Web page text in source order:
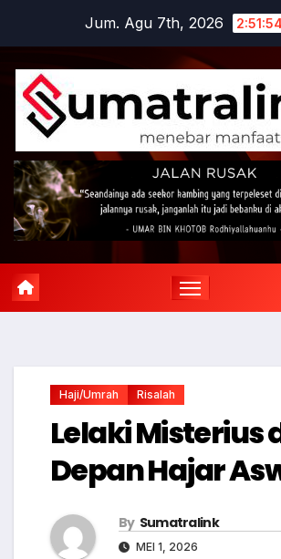
content
Jum. Agu 7th, 2026
Haji/Umrah Risalah
Lelaki Misterius
Depan Hajar
By Sumatralink
MEI 1, 2026